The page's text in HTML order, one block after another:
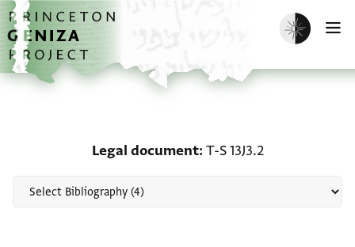
Skip to main content
home
Enable dark
Legal document T-S 13J3.2